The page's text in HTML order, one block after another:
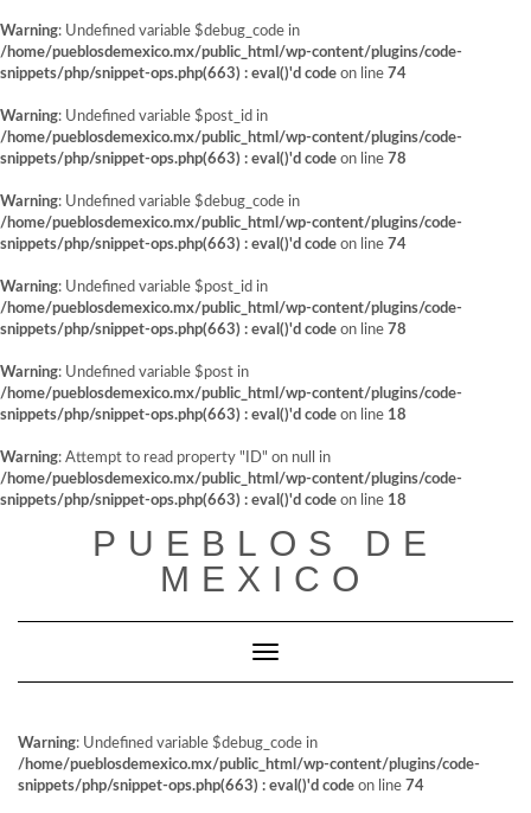
Warning: Undefined variable $debug_code in
/home/pueblosdemexico.mx/public_html/wp-content/plugins/code-
snippets/php/snippet-ops.php(663) : eval()'d code on line 74
Warning: Undefined variable $post_id in
/home/pueblosdemexico.mx/public_html/wp-content/plugins/code-
snippets/php/snippet-ops.php(663) : eval()'d code on line 78
Warning: Undefined variable $debug_code in
/home/pueblosdemexico.mx/public_html/wp-content/plugins/code-
snippets/php/snippet-ops.php(663) : eval()'d code on line 74
Warning: Undefined variable $post_id in
/home/pueblosdemexico.mx/public_html/wp-content/plugins/code-
snippets/php/snippet-ops.php(663) : eval()'d code on line 78
Warning: Undefined variable $post in
/home/pueblosdemexico.mx/public_html/wp-content/plugins/code-
snippets/php/snippet-ops.php(663) : eval()'d code on line 18
Warning: Attempt to read property "ID" on null in
/home/pueblosdemexico.mx/public_html/wp-content/plugins/code-
snippets/php/snippet-ops.php(663) : eval()'d code on line 18
PUEBLOS DE
MEXICO
Cambiar modo de navegación
Warning: Undefined variable $debug_code in
/home/pueblosdemexico.mx/public_html/wp-content/plugins/code-
snippets/php/snippet-ops.php(663) : eval()'d code on line 74